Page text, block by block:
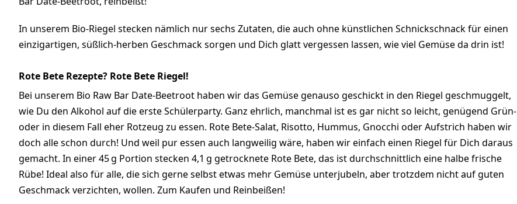
In unserem Bio-Riegel stecken nämlich nur sechs Zutaten, die auch ohne künstlichen Schnickschnack für einen
einzigartigen, süßlich-herben Geschmack sorgen und Dich glatt vergessen lassen, wie viel Gemüse da drin ist!
Rote Bete Rezepte? Rote Bete Riegel!
Bei unserem Bio Raw Bar Date-Beetroot haben wir das Gemüse genauso geschickt in den Riegel geschmuggelt,
wie Du den Alkohol auf die erste Schülerparty. Ganz ehrlich, manchmal ist es gar nicht so leicht, genügend Grün-
oder in diesem Fall eher Rotzeug zu essen. Rote Bete-Salat, Risotto, Hummus, Gnocchi oder Aufstrich haben wir
doch alle schon durch! Und weil pur essen auch langweilig wäre, haben wir einfach einen Riegel für Dich daraus
gemacht. In einer 45 g Portion stecken 4,1 g getrocknete Rote Bete, das ist durchschnittlich eine halbe frische
Rübe! Ideal also für alle, die sich gerne selbst etwas mehr Gemüse unterjubeln, aber trotzdem nicht auf guten
Geschmack verzichten, wollen. Zum Kaufen und Reinbeißen!